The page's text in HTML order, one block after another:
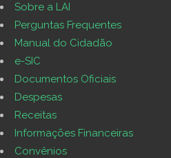
Sobre a LAI
Perguntas Frequentes
Manual do Cidadão
e-SIC
Documentos Oficiais
Despesas
Receitas
Informações Financeiras
Convênios